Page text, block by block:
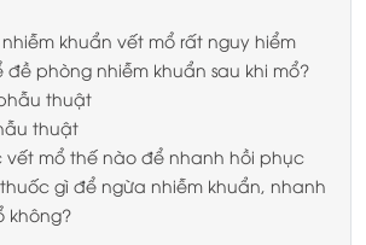
khuẩn vết mổ rất nguy hiểm
đề phòng nhiễm khuẩn sau khi mổ?
thuật
thuật
vết mổ thế nào để nhanh hồi phục
gì để ngừa nhiễm khuẩn, nhanh
không?